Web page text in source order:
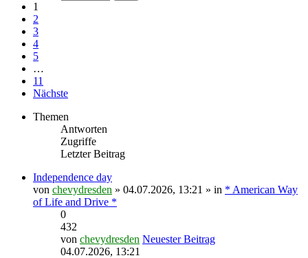
1
2
3
4
5
…
11
Nächste
Themen
Antworten
Zugriffe
Letzter Beitrag
Independence day
von chevydresden » 04.07.2026, 13:21 » in * American Way
of Life and Drive *
0
432
von chevydresden Neuester Beitrag
04.07.2026, 13:21